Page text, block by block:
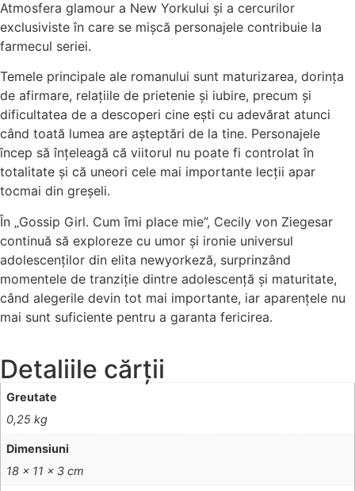
Atmosfera glamour a New Yorkului și a cercurilor
exclusiviste în care se mișcă personajele contribuie la
farmecul seriei.
Temele principale ale romanului sunt maturizarea, dorința
de afirmare, relațiile de prietenie și iubire, precum și
dificultatea de a descoperi cine ești cu adevărat atunci
când toată lumea are așteptări de la tine. Personajele
încep să înțeleagă că viitorul nu poate fi controlat în
totalitate și că uneori cele mai importante lecții apar
tocmai din greșeli.
În „Gossip Girl. Cum îmi place mie”, Cecily von Ziegesar
continuă să exploreze cu umor și ironie universul
adolescenților din elita newyorkeză, surprinzând
momentele de tranziție dintre adolescență și maturitate,
când alegerile devin tot mai importante, iar aparențele nu
mai sunt suficiente pentru a garanta fericirea.
Detaliile cărții
Greutate
0,25 kg
Dimensiuni
18 × 11 × 3 cm